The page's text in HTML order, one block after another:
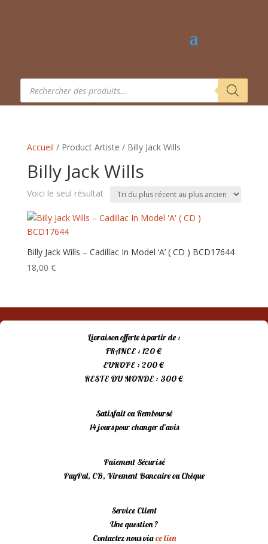
Recherche
produits
Accueil / Product Artiste / Billy Jack Wills
Billy Jack Wills
Voici le seul résultat
Billy Jack Wills – Cadillac In Model ‘A’ ( CD ) BCD17644
18,00 €
Livraison offerte à partir de :
FRANCE : 120 €
EUROPE : 200 €
RESTE DU MONDE : 300 €
Satisfait ou Remboursé
14 jours pour changer d’avis
Paiement Sécurisé
PayPal, CB, Virement Bancaire ou Chèque
Service Client
Une question ?
Contactez-nous viace lien